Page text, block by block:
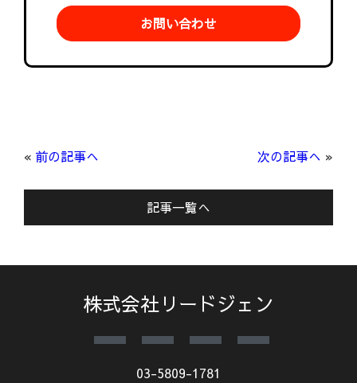
お問い合わせ
« 前の記事へ 次の記事へ »
記事一覧へ
株式会社リードジェン
03-5809-1781